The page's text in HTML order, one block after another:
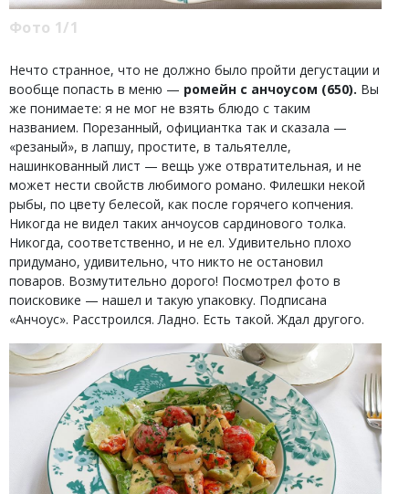
Фото 1/1
Нечто странное, что не должно было пройти дегустации и
вообще попасть в меню — ромейн с анчоусом (650). Вы
же понимаете: я не мог не взять блюдо с таким
названием. Порезанный, официантка так и сказала —
«резаный», в лапшу, простите, в тальятелле,
нашинкованный лист — вещь уже отвратительная, и не
может нести свойств любимого романо. Филешки некой
рыбы, по цвету белесой, как после горячего копчения.
Никогда не видел таких анчоусов сардинового толка.
Никогда, соответственно, и не ел. Удивительно плохо
придумано, удивительно, что никто не остановил
поваров. Возмутительно дорого! Посмотрел фото в
поисковике — нашел и такую упаковку. Подписана
«Анчоус». Расстроился. Ладно. Есть такой. Ждал другого.